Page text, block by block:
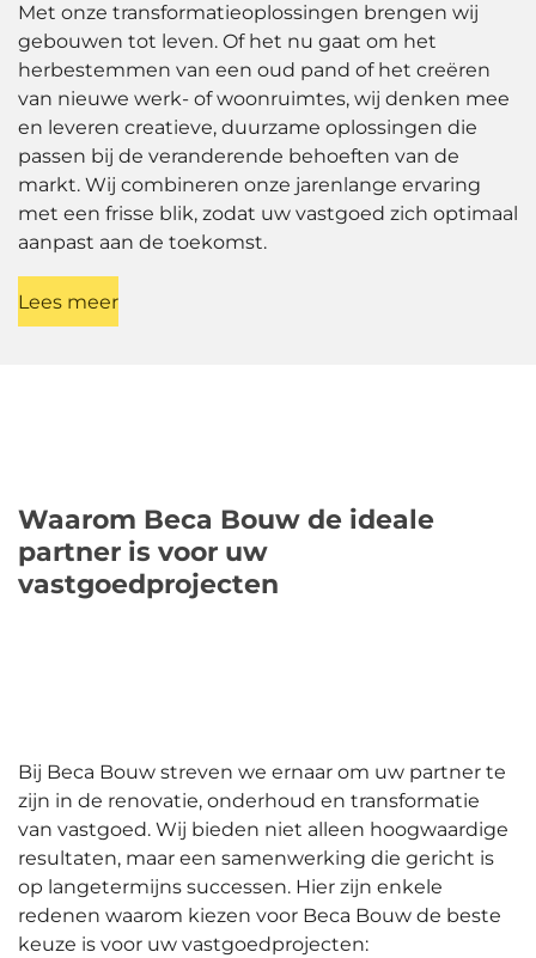
Met onze transformatieoplossingen brengen wij
gebouwen tot leven. Of het nu gaat om het
herbestemmen van een oud pand of het creëren
van nieuwe werk- of woonruimtes, wij denken mee
en leveren creatieve, duurzame oplossingen die
passen bij de veranderende behoeften van de
markt. Wij combineren onze jarenlange ervaring
met een frisse blik, zodat uw vastgoed zich optimaal
aanpast aan de toekomst.
Lees meer
Waarom Beca Bouw de ideale
partner is voor uw
vastgoedprojecten
Bij Beca Bouw streven we ernaar om uw partner te
zijn in de renovatie, onderhoud en transformatie
van vastgoed. Wij bieden niet alleen hoogwaardige
resultaten, maar een samenwerking die gericht is
op langetermijns successen. Hier zijn enkele
redenen waarom kiezen voor Beca Bouw de beste
keuze is voor uw vastgoedprojecten: